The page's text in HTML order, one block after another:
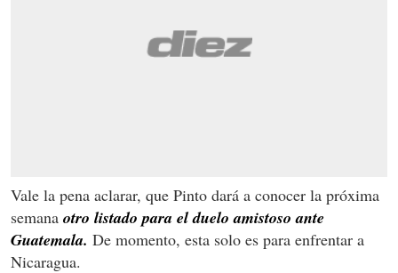
Vale la pena aclarar, que Pinto dará a conocer la próxima
semana otro listado para el duelo amistoso ante
Guatemala. De momento, esta solo es para enfrentar a
Nicaragua.